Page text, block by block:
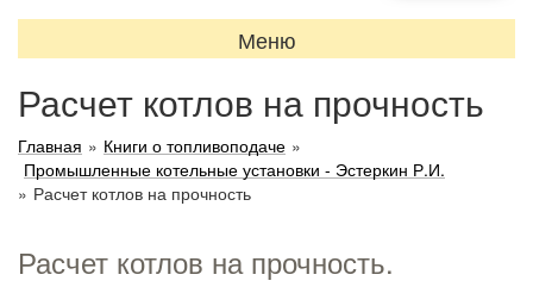
Меню
Расчет котлов на прочность
Главная » Книги о топливоподаче »
Промышленные котельные установки - Эстеркин Р.И.
» Расчет котлов на прочность
Расчет котлов на прочность.